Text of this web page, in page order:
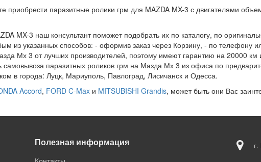
паразитные ролики грм для MAZDA MX-3 с двигателями
MX-3 наш консультант поможет подобрать их по каталогу, по
из указанных способов: - оформив заказ через Корзину, - по телефону
Мх 3 от лучших производителей, поэтому имеют гарантию на 20000 км
паразитных роликов грм на Мазда Мх 3 из офиса по
в города: Луцк, Мариуполь, Павлоград, Лисичанск и Одесса.
Accord, FORD C-Max и MITSUBISHI Grandis, может быть они Вас
Полезная информация